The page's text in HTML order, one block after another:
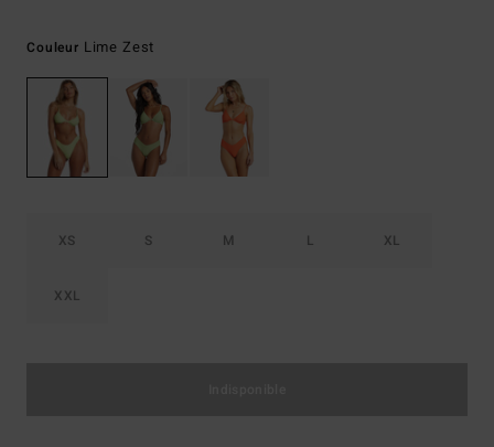
Couleur Lime Zest
XS S M L XL
XXL